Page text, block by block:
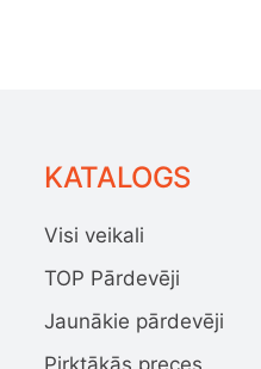
KATALOGS
Visi veikali
TOP Pārdevēji
Jaunākie pārdevēji
Pirktākās preces